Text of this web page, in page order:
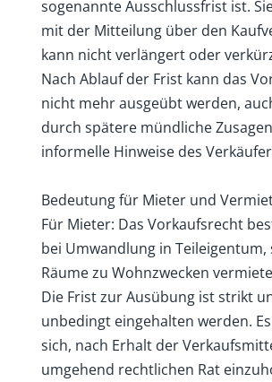
sogenannte Ausschlussfrist ist.
mit der Mitteilung über den
kann nicht verlängert oder
Nach Ablauf der Frist kann das
nicht mehr ausgeübt werden,
durch spätere mündliche
informelle Hinweise des
Bedeutung für Mieter und
Für Mieter: Das Vorkaufsrecht
bei Umwandlung in Teileigentum,
Räume zu Wohnzwecken
Die Frist zur Ausübung ist strikt
unbedingt eingehalten werden.
sich, nach Erhalt der
umgehend rechtlichen Rat